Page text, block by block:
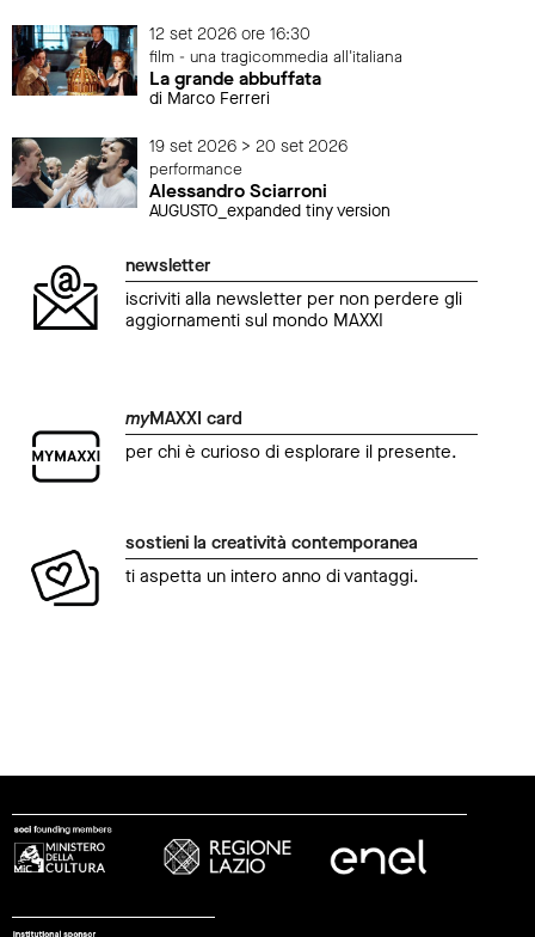
12 set 2026 ore 16:30
film - una tragicommedia all'italiana
La grande abbuffata
di Marco Ferreri
19 set 2026 > 20 set 2026
performance
Alessandro Sciarroni
AUGUSTO_expanded tiny version
newsletter
iscriviti alla newsletter per non perdere gli
aggiornamenti sul mondo MAXXI
myMAXXI card
per chi è curioso di esplorare il presente.
sostieni la creatività contemporanea
ti aspetta un intero anno di vantaggi.